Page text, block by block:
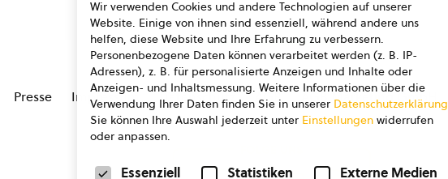
Presse Impressum Datenschutz AGB AGB Marketing GmbH
Wir verwenden Cookies und andere Technologien auf unserer
Website. Einige von ihnen sind essenziell, während andere uns
helfen, diese Website und Ihre Erfahrung zu verbessern.
Personenbezogene Daten können verarbeitet werden (z. B. IP-
Adressen), z. B. für personalisierte Anzeigen und Inhalte oder
Anzeigen- und Inhaltsmessung. Weitere Informationen über die
Verwendung Ihrer Daten finden Sie in unserer Datenschutzerklärung
Sie können Ihre Auswahl jederzeit unter Einstellungen widerrufen
oder anpassen.
Datenschutzeinstellungen
Essenziell Statistiken Externe Medien